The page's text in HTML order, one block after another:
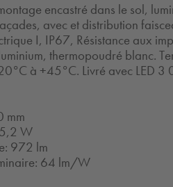
encastré dans le sol,
avec et distribution
I, IP67, Résistance aux
thermopoudré blanc.
à +45°C. Livré avec LED 3
mm
W
972 lm
64 lm/W